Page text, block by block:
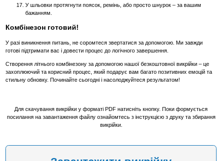
У шльовки протягнути поясок, ремінь, або просто шнурок – за вашим
бажанням.
Комбінезон готовий!
У разі виникнення питань, не соромтеся звертатися за допомогою. Ми завжди
готові підтримати вас і довести процес до логічного завершення.
Створення літнього комбінезону за допомогою нашої безкоштовної викрійки – це
захоплюючий та корисний процес, який подарує вам багато позитивних емоцій та
стильну обновку. Починайте сьогодні і насолоджуйтеся результатом!
Для скачування викрійки у форматі PDF натисніть кнопку. Поки формується
посилання на завантаження файлу ознайомтесь з інструкцією з друку та збирання
викрійки.